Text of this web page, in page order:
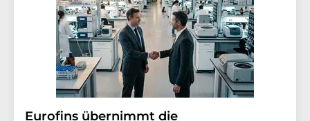
Eurofins übernimmt die